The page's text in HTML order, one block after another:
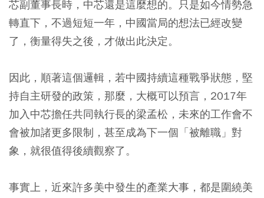
芯副董事長時，中芯還是這麼想的。只是如今情勢急
轉直下，不過短短一年，中國當局的想法已經改變
了，衡量得失之後，才做出此決定。
因此，順著這個邏輯，若中國持續這種戰爭狀態，堅
持自主研發的政策，那麼，大概可以預言，2017年
加入中芯擔任共同執行長的梁孟松，未來的工作會不
會被加諸更多限制，甚至成為下一個「被離職」對
象，就很值得後續觀察了。
事實上，近來許多美中發生的產業大事，都是圍繞美